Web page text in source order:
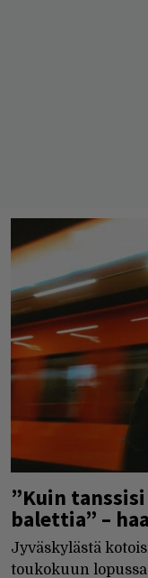
”Kuin
balettia” –
Jyväskylästä
toukokuun